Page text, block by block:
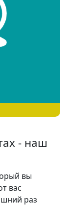
- наш
вы
вас
раз